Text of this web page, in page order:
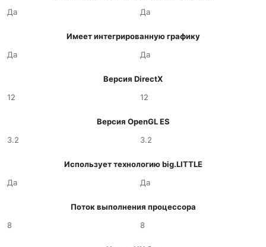
Да
Да
Имеет интегрированную графику
Да
Да
Версия DirectX
12
12
Версия OpenGL ES
3.2
3.2
Использует технологию big.LITTLE
Да
Да
Поток выполнения процессора
8
8